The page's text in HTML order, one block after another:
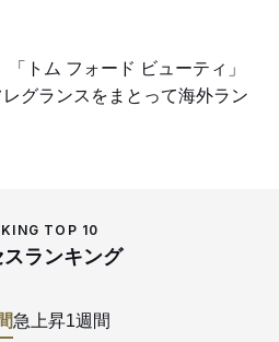
トム フォード ビューティ」
グランスをまとって海外ラン
TOP 10
スランキング
急上昇1週間